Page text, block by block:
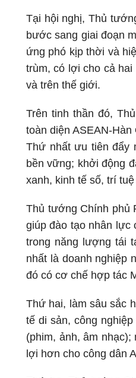
Tại hội nghị, Thủ
bước sang giai đoạn
ứng phó kịp thời và
trùm, có lợi cho cả
và trên thế giới.
Trên tinh thần đó,
toàn diện ASEAN-
Thứ nhất ưu tiên đẩy
bền vững; khởi động
xanh, kinh tế số, trí
Thủ tướng Chính phủ
giúp đào tạo nhân lực
trong năng lượng tái
nhất là doanh nghiệp
đó có cơ chế hợp tác
Thứ hai, làm sâu sắc
tế di sản, công
(phim, ảnh, âm
lợi hơn cho công dân